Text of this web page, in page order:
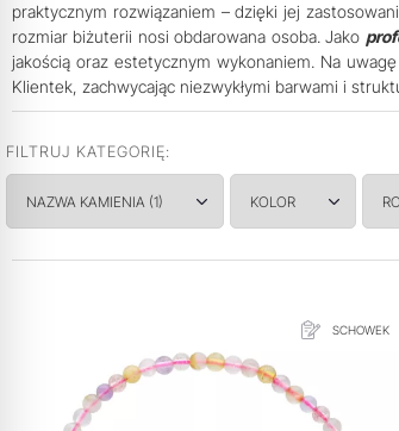
praktycznym rozwiązaniem – dzięki jej
rozmiar biżuterii nosi obdarowana osoba. Jako
jakością oraz estetycznym wykonaniem. Na
Klientek, zachwycając niezwykłymi barwami i
FILTRUJ KATEGORIĘ:
NAZWA KAMIENIA (1) KOLOR
SCHOWEK